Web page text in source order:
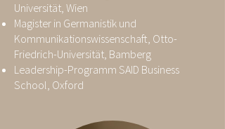
Universität, Wien
Magister in Germanistik und
Kommunikationswissenschaft, Otto-
Friedrich-Universität, Bamberg
Leadership-Programm SAID Business
School, Oxford